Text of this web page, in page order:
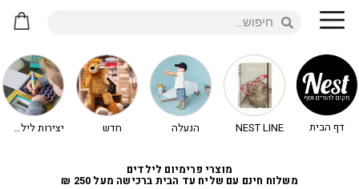
דף הבית NEST LINE הנעלה חדש יצירות לילדים - יצירה לילדים
מוצרי פרימיום לילדים
משלוח חינם עם שליח עד הבית ברכישה מעל 250 ₪